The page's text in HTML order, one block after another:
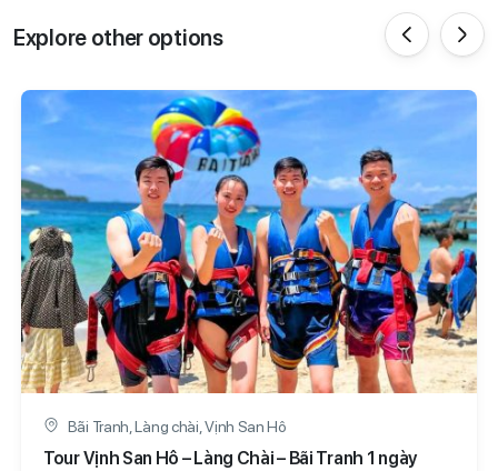
Explore other options
Bãi Tranh, Làng chài, Vịnh San Hô
Tour Vịnh San Hô – Làng Chài – Bãi Tranh 1 ngày
‹ ›